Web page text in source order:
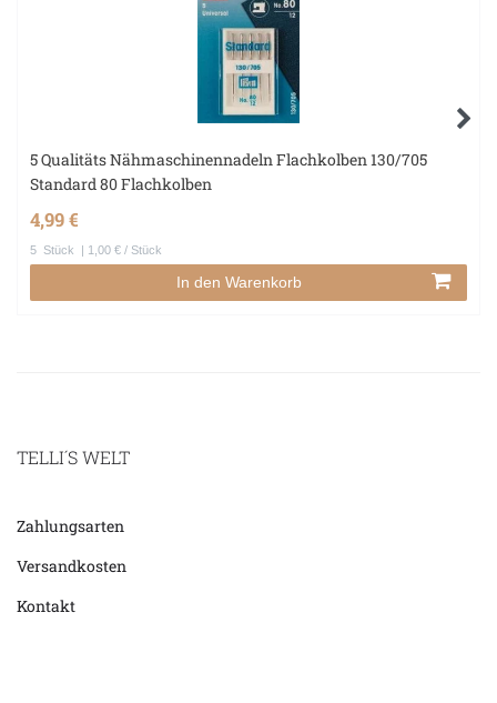
5 Qualitäts Nähmaschinennadeln Flachkolben 130/705
Standard 80 Flachkolben
4,99 €
5 Stück | 1,00 € / Stück
In den Warenkorb
TELLI´S WELT
Zahlungsarten
Versandkosten
Kontakt